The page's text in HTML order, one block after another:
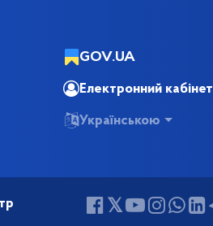
GOV.UA
Електронний кабінет
Українською